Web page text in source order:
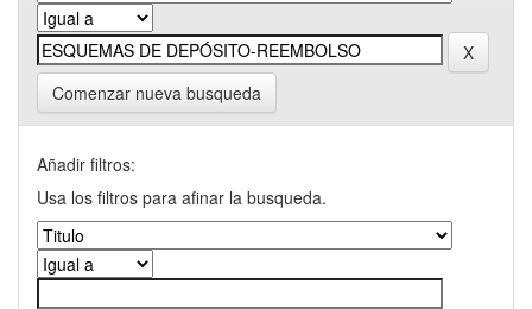
Comenzar nueva busqueda
Añadir filtros:
Usa los filtros para afinar la busqueda.